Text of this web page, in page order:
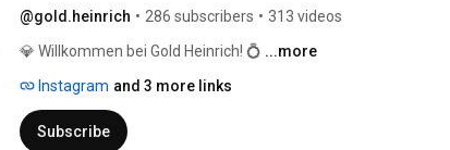
@gold.heinrich • 286 subscribers • 313 videos
💎 Willkommen bei Gold Heinrich! 💍 ...more
Instagram and 3 more links
Subscribe